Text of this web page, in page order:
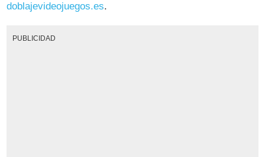
doblajevideojuegos.es.
PUBLICIDAD